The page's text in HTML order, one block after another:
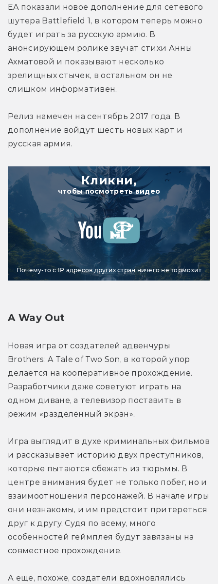
EA показали новое дополнение для сетевого
шутера Battlefield 1, в котором теперь можно
будет играть за русскую армию. В
анонсирующем ролике звучат стихи Анны
Ахматовой и показывают несколько
зрелищных стычек, в остальном он не
слишком информативен.
Релиз намечен на сентябрь 2017 года. В
дополнение войдут шесть новых карт и
русская армия.
Кликни,
чтобы посмотреть видео
Почему-то с IP адресов других стран ничего не тормозит
A Way Out
Новая игра от создателей адвенчуры
Brothers: A Tale of Two Son, в которой упор
делается на кооперативное прохождение.
Разработчики даже советуют играть на
одном диване, а телевизор поставить в
режим «разделённый экран».
Игра выглядит в духе криминальных фильмов
и рассказывает историю двух преступников,
которые пытаются сбежать из тюрьмы. В
центре внимания будет не только побег, но и
взаимоотношения персонажей. В начале игры
они незнакомы, и им предстоит притереться
друг к другу. Судя по всему, много
особенностей геймплея будут завязаны на
совместное прохождение.
А ещё, похоже, создатели вдохновлялись